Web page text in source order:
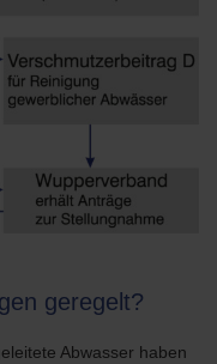
geregelt?
Abwasser haben